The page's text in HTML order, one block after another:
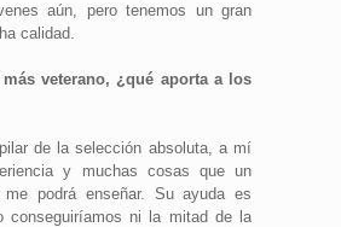
aún, pero tenemos un gran
calidad.
más veterano, ¿qué aporta a los
pilar de la selección absoluta, a mí
y muchas cosas que un
me podrá enseñar. Su ayuda es
conseguiríamos ni la mitad de la